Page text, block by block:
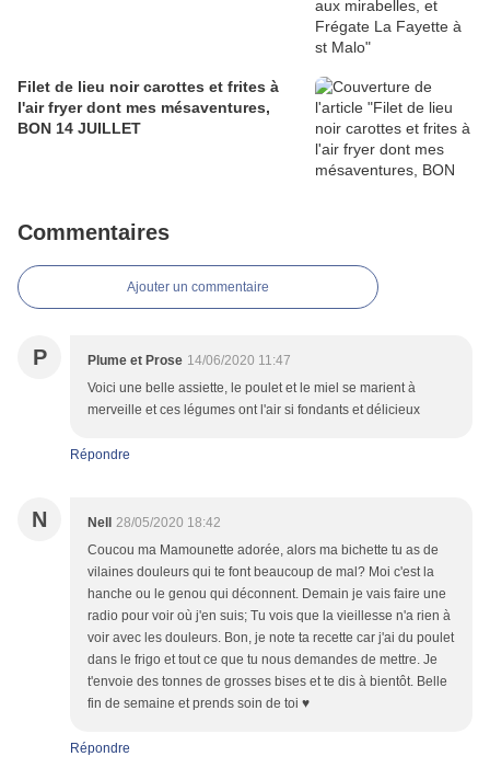
Filet de lieu noir carottes et frites à
l'air fryer dont mes mésaventures,
BON 14 JUILLET
Commentaires
Ajouter un commentaire
P Plume et Prose 14/06/2020 11:47
Voici une belle assiette, le poulet et le miel se marient à
merveille et ces légumes ont l'air si fondants et délicieux
Répondre
N Nell
28/05/2020 18:42
Coucou ma Mamounette adorée, alors ma bichette tu as de
vilaines douleurs qui te font beaucoup de mal? Moi c'est la
hanche ou le genou qui déconnent. Demain je vais faire une
radio pour voir où j'en suis; Tu vois que la vieillesse n'a rien à
voir avec les douleurs. Bon, je note ta recette car j'ai du poulet
dans le frigo et tout ce que tu nous demandes de mettre. Je
t'envoie des tonnes de grosses bises et te dis à bientôt. Belle
fin de semaine et prends soin de toi ♥
Répondre